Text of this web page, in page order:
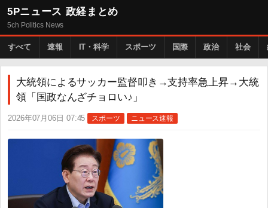
5Pニュース 政経まとめ
5ch Politics News
すべて 速報 IT・科学 スポーツ 国際 政治 社会
大統領によるサッカー監督叩き→支持率急上昇→大統
領「国政なんざチョロい♪」
2026年07月06日 07:45 スポーツ ニュース速報